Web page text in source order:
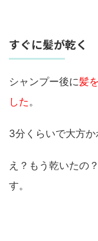
すぐに髪が乾く
シャンプー後に髪
した。
3分くらいで大方か
え？もう乾いたの
す。